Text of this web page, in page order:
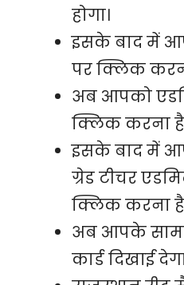
होगा।
इसके बाद में
पर क्लिक
अब आपको
क्लिक करना
इसके बाद में
ग्रेड टीचर
क्लिक करना
अब आपके
कार्ड दिखाई